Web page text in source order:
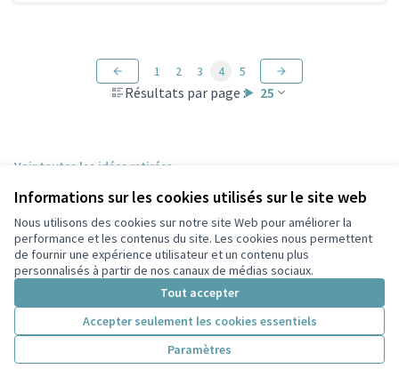
Informations sur les cookies utilisés sur le site web
Nous utilisons des cookies sur notre site Web pour améliorer la
performance et les contenus du site. Les cookies nous permettent
de fournir une expérience utilisateur et un contenu plus
personnalisés à partir de nos canaux de médias sociaux.
Tout accepter
Accepter seulement les cookies essentiels
Paramètres
Résultats par page : 25
1 2 3 4 5
Voir toutes les idées retirées
Conditions d'utilisation
Paramètres des cookies
Participez Villeurbanne sur X
(Lien externe)
Participez Villeurbanne sur Facebook
Participez Villeurbanne sur Instagram
Participez Villeurbanne sur YouTube
(Lien externe)
Site réalisé grâce aulogiciel libre Decidim .
Licence
(Lien